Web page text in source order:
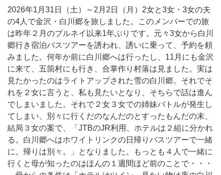
2026年1月31日（土）～2月2日（月）2女と3女・3女の夫
の4人で金沢・白川郷を旅しました。このメンバーでの旅
は昨年２月のブルネイ以来1年ぶりです。元々3女から白川
郷行き宿泊バスツアーを誘われ、誘いに乗って、予約を頼
みました。何年か前に白川郷へは行ったし、11月にも金沢
に来て、五箇村にも行き、合掌作り村落は見ました。実は
見たかったのはライトアップされた雪の白川郷。それでそ
れを２女に言うと、私も見たいとなり、そちらで話は進ん
でしまいました。それで２女３女での姉妹バトルが発生し
てしまい、別々に行くだのなんだのとすったもんだの末、
結局３女の案で、「JTBのJR利用、ホテルは２組に分かれ
る。白川郷へはホワイトリンクの日帰りバスツアーで一緒
に。帰りは別々。」となりました。もっとも４人で一緒に
行くと母が知ったのはほんの１週間ほど前のことで・・・